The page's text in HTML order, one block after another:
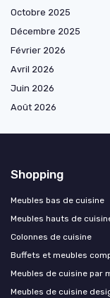
Octobre 2025
Décembre 2025
Février 2026
Avril 2026
Juin 2026
Août 2026
Shopping
Meubles bas de cuisine
Meubles hauts de
Colonnes de cuisine
Buffets et meubles
Meubles de cuisine par
Meubles de cuisine